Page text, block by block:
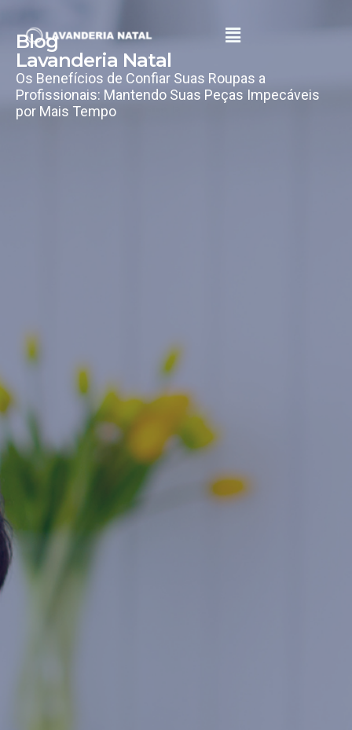
Blog
Lavanderia Natal
Os Benefícios de Confiar Suas Roupas a
Profissionais: Mantendo Suas Peças Impecáveis
por Mais Tempo